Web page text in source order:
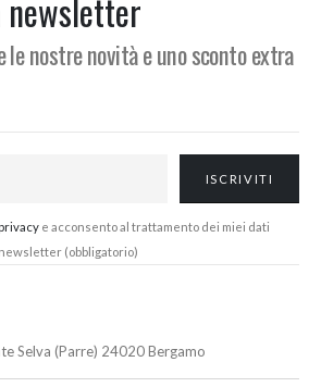
nostre novità e uno sconto extra
e acconsento al trattamento dei miei dati
(obbligatorio)
Selva (Parre) 24020 Bergamo